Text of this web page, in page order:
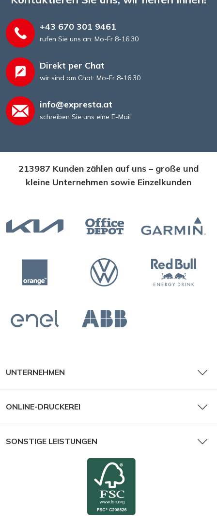
+43 670 301 9461
rufen Sie uns an: Mo-Fr 8-16:30
Direkt per Chat
wir sind am Chat: Mo-Fr 8-16:30
info@expresta.at
schreiben Sie uns eine E-Mail
213987 Kunden zählen auf uns – große und
kleine Unternehmen sowie Einzelkunden
UNTERNEHMEN
ONLINE-DRUCKEREI
SONSTIGE LEISTUNGEN